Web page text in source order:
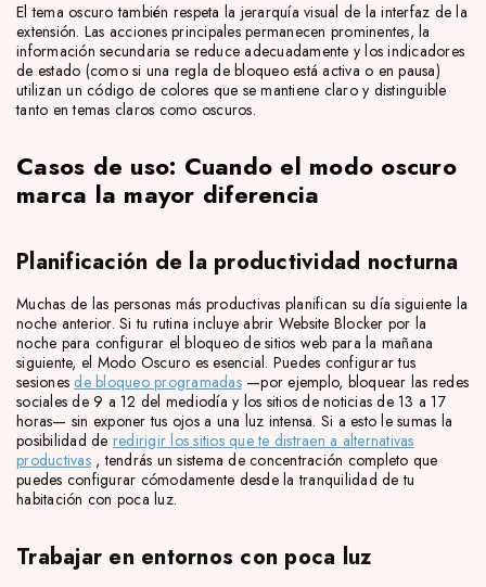
El tema oscuro también respeta la jerarquía visual de la interfaz de la
extensión. Las acciones principales permanecen prominentes, la
información secundaria se reduce adecuadamente y los indicadores
de estado (como si una regla de bloqueo está activa o en pausa)
utilizan un código de colores que se mantiene claro y distinguible
tanto en temas claros como oscuros.
Casos de uso: Cuando el modo oscuro
marca la mayor diferencia
Planificación de la productividad nocturna
Muchas de las personas más productivas planifican su día siguiente la
noche anterior. Si tu rutina incluye abrir Website Blocker por la
noche para configurar el bloqueo de sitios web para la mañana
siguiente, el Modo Oscuro es esencial. Puedes configurar tus
sesionesde bloqueo programadas—por ejemplo, bloquear las redes
sociales de 9 a 12 del mediodía y los sitios de noticias de 13 a 17
horas— sin exponer tus ojos a una luz intensa. Si a esto le sumas la
posibilidad de redirigir los sitios que te distraen a alternativas
productivas, tendrás un sistema de concentración completo que
puedes configurar cómodamente desde la tranquilidad de tu
habitación con poca luz.
Trabajar en entornos con poca luz